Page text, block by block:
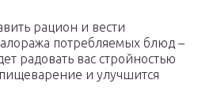
рацион и вести
потребляемых блюд –
радовать вас стройностью
и улучшится